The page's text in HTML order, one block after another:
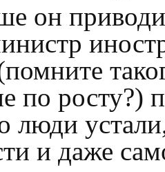
он
по росту?)
люди
и даже